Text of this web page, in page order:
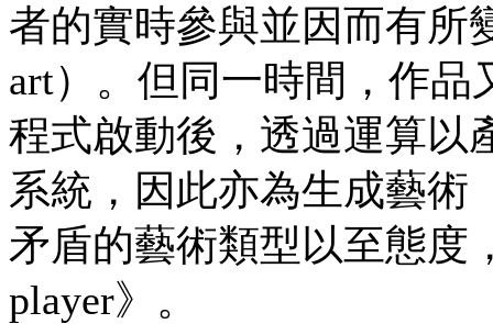
者的實時參與並因而有所
art）。但同一時間，作
程式啟動後，透過運算以
系統，因此亦為生成藝術
矛盾的藝術類型以至態度
player》。